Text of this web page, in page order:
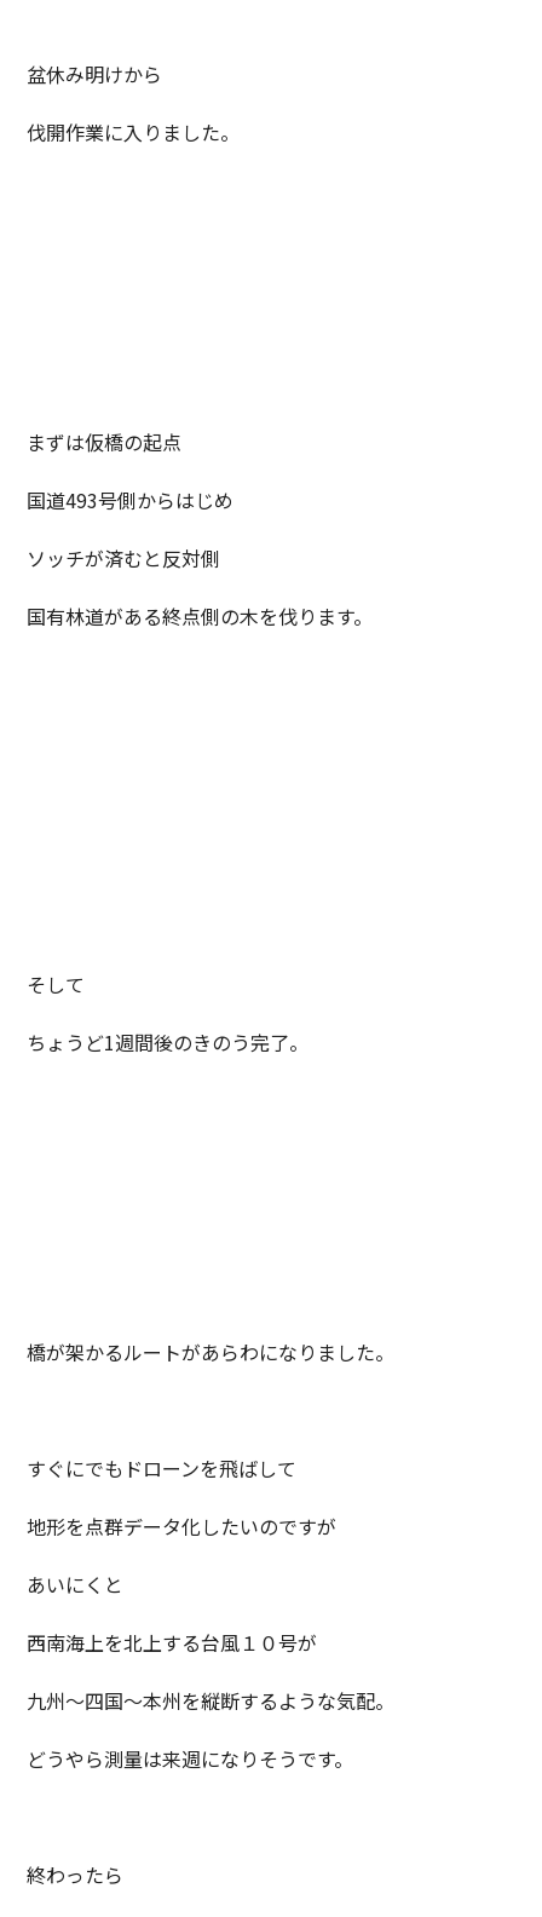
盆休み明けから
伐開作業に入りました。
まずは仮橋の起点
国道493号側からはじめ
ソッチが済むと反対側
国有林道がある終点側の木を伐ります。
そして
ちょうど1週間後のきのう完了。
橋が架かるルートがあらわになりました。
すぐにでもドローンを飛ばして
地形を点群データ化したいのですが
あいにくと
西南海上を北上する台風１０号が
九州～四国～本州を縦断するような気配。
どうやら測量は来週になりそうです。
終わったら